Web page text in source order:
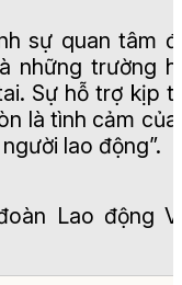
sự quan tâm
những trường
Sự hỗ trợ kịp
là tình cảm
lao động”.
Lao động